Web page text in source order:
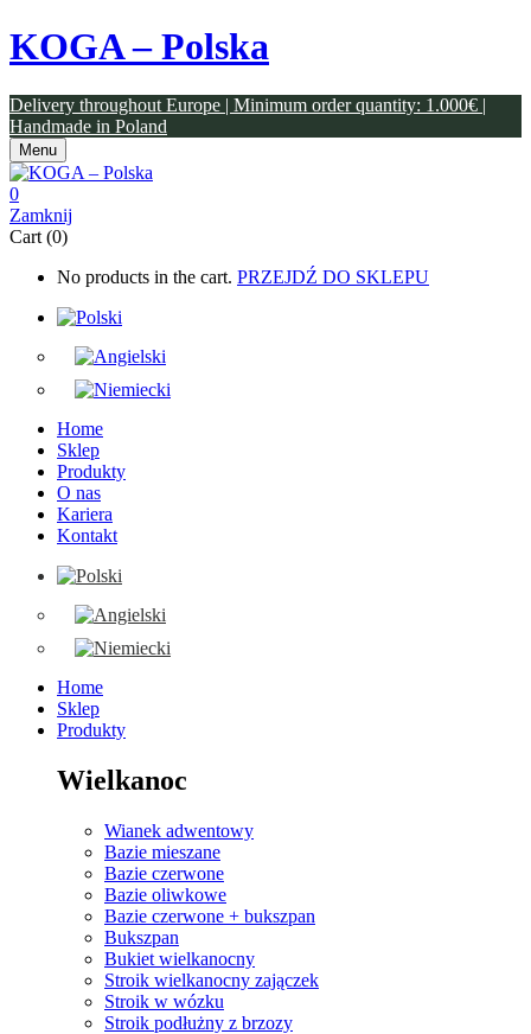
KOGA – Polska
Delivery throughout Europe | Minimum order quantity: 1.000€ |
Handmade in Poland
Menu
0
Zamknij
Cart (0)
No products in the cart. PRZEJDŹ DO SKLEPU
Home
Sklep
Produkty
O nas
Kariera
Kontakt
Home
Sklep
Produkty
Wielkanoc
Wianek adwentowy
Bazie mieszane
Bazie czerwone
Bazie oliwkowe
Bazie czerwone + bukszpan
Bukszpan
Bukiet wielkanocny
Stroik wielkanocny zajączek
Stroik w wózku
Stroik podłużny z brzozy